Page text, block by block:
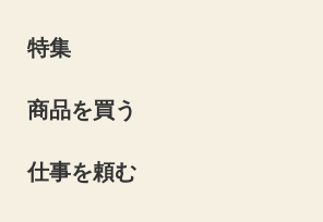
特集
商品を買う
仕事を頼む